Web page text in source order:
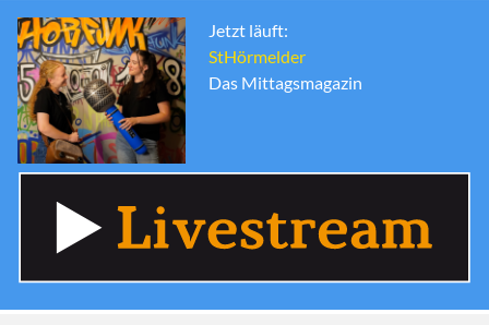
Jetzt läuft:
StHörmelder
Das Mittagsmagazin